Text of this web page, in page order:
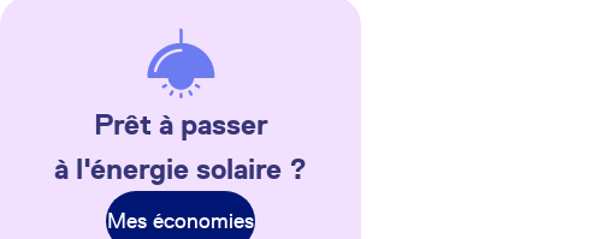
Prêt à passer
à l'énergie solaire ?
Mes économies